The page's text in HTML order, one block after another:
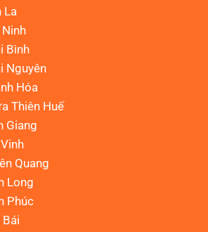
La
Bình
Nguyên
Hóa
Thiên Huế
Giang
Quang
Long
Phúc
Bái